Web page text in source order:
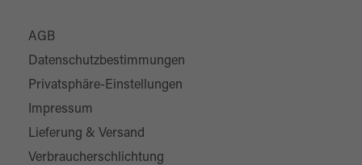
AGB
Datenschutzbestimmungen
Privatsphäre-Einstellungen
Impressum
Lieferung & Versand
Verbraucherschlichtung